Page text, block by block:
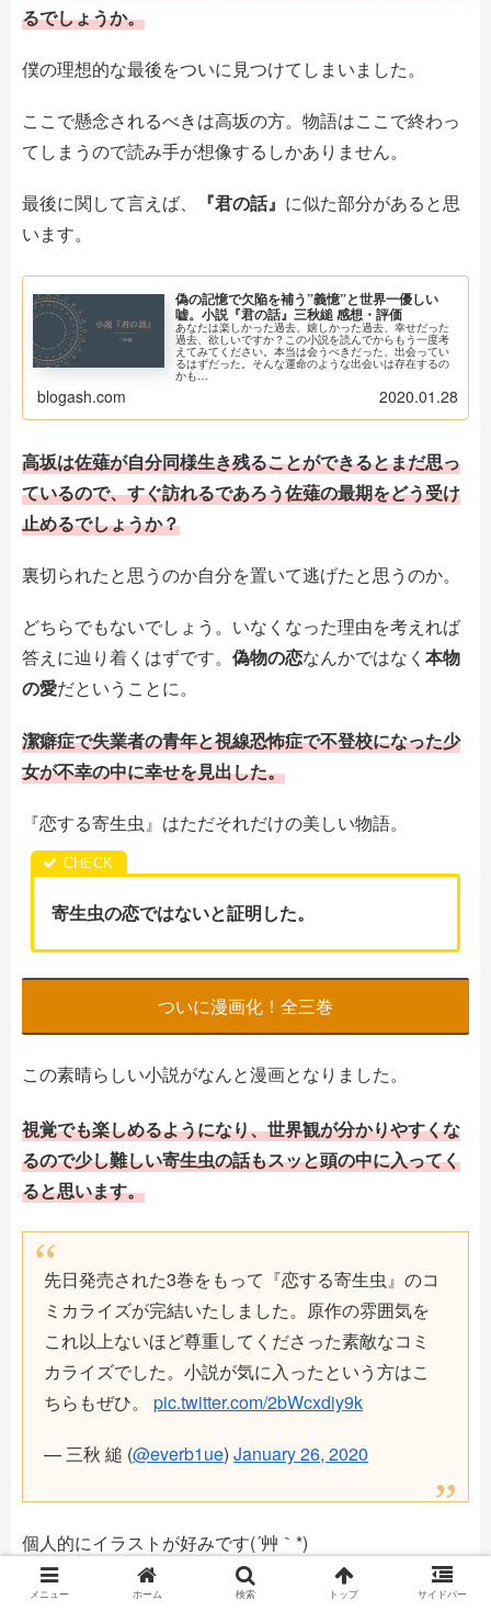
るでしょうか。
僕の理想的な最後をついに見つけてしまいました。
ここで懸念されるべきは高坂の方。物語はここで終わっ
てしまうので読み手が想像するしかありません。
最後に関して言えば、 『君の話』 に似た部分があると思
います。
偽の記憶で欠陥を補う”義憶”と世界一優しい
嘘。小説『君の話』三秋縋 感想・評価
あなたは楽しかった過去、嬉しかった過去、幸せだった
過去、欲しいですか？この小説を読んでからもう一度考
えてみてください。本当は会うべきだった、出会ってい
るはずだった。そんな運命のような出会いは存在するの
かも…
blogash.com 2020.01.28
高坂は佐薙が自分同様生き残ることができるとまだ思っ
ているので、すぐ訪れるであろう佐薙の最期をどう受け
止めるでしょうか？
裏切られたと思うのか自分を置いて逃げたと思うのか。
どちらでもないでしょう。いなくなった理由を考えれば
答えに辿り着くはずです。 偽物の恋なんかではなく 本物
の愛だということに。
潔癖症で失業者の青年と視線恐怖症で不登校になった少
女が不幸の中に幸せを見出した。
『恋する寄生虫』はただそれだけの美しい物語。
寄生虫の恋ではないと証明した。
ついに漫画化！全三巻
この素晴らしい小説がなんと漫画となりました。
視覚でも楽しめるようになり、世界観が分かりやすくな
るので少し難しい寄生虫の話もスッと頭の中に入ってく
ると思います。
先日発売された3巻をもって『恋する寄生虫』のコ
ミカライズが完結いたしました。原作の雰囲気を
これ以上ないほど尊重してくださった素敵なコミ
カライズでした。小説が気に入ったという方はこ
ちらもぜひ。pic.twitter.com/2bWcxdiy9k
— 三秋 縋 (@everb1ue)January 26, 2020
個人的にイラストが好みです(´艸｀*)
メニュー ホーム 検索 トップ サイドバー